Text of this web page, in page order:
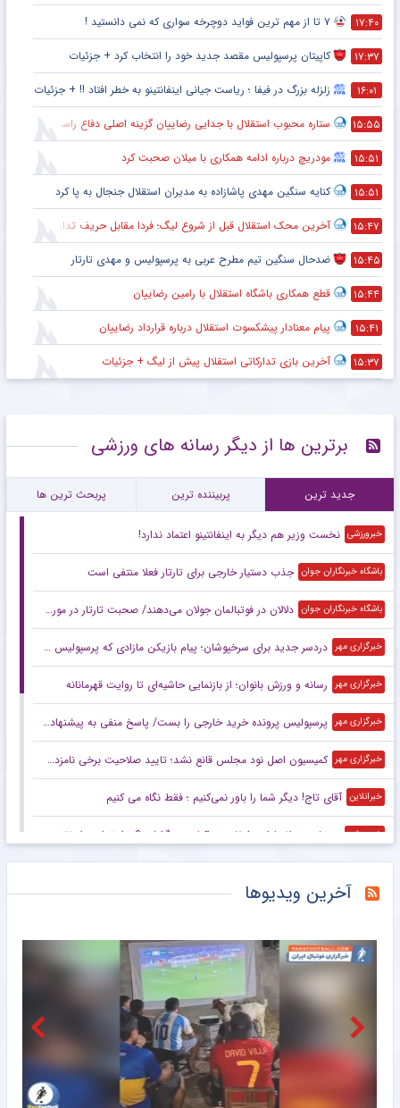
۱۷:۴۰ ۷ تا از مهم ترین فواید دوچرخه سواری که نمی دانستید !
۱۷:۳۷ کاپیتان پرسپولیس مقصد جدید خود را انتخاب کرد + جزئیات
۱۶:۰۱ زلزله بزرگ در فیفا ؛ ریاست جیانی اینفانتینو به خطر افتاد !! + جزئیات
۱۵:۵۵ ستاره محبوب استقلال با جدایی رضاییان گزینه اصلی دفاع راست این تیم
۱۵:۵۱ مودریچ درباره ادامه همکاری با میلان صحبت کرد
۱۵:۵۱ کنایه سنگین مهدی پاشازاده به مدیران استقلال جنجال به پا کرد
۱۵:۴۷ آخرین محک استقلال قبل از شروع لیگ؛ فردا مقابل حریف تدارکاتی
۱۵:۴۵ ضدحال سنگین تیم مطرح عربی به پرسپولیس و مهدی تارتار
۱۵:۴۴ قطع همکاری باشگاه استقلال با رامین رضاییان
۱۵:۴۱ پیام معنادار پیشکسوت استقلال درباره قرارداد رضاییان
۱۵:۳۷ آخرین بازی تدارکاتی استقلال پیش از لیگ + جزئیات
برترین ها از دیگر رسانه های ورزشی
جدید ترین پربیننده ترین پربحث ترین ها
خبرورزشی نخست وزیر هم دیگر به اینفانتینو اعتماد ندارد!
باشگاه خبرنگاران جوان جذب دستیار خارجی برای تارتار فعلا منتفی است
باشگاه خبرنگاران جوان دلالان در فوتبالمان جولان می‌دهند/ صحبت تارتار در مورد کسب ۳ جام اشتباه است
خبرگزاری مهر دردسر جدید برای سرخپوشان؛ پیام بازیکن مازادی که پرسپولیس را نگران کرد!
خبرگزاری مهر رسانه و ورزش بانوان؛ از بازنمایی حاشیه‌ای تا روایت قهرمانانه
خبرگزاری مهر پرسپولیس پرونده خرید خارجی را بست/ پاسخ منفی به پیشنهاد چند ایجنت
خبرگزاری مهر کمیسیون اصل نود مجلس قانع نشد؛ تایید صلاحیت برخی نامزدها سلیقه‌ای است
خبرانلاین آقای تاج! دیگر شما را باور نمی‌کنیم ؛ فقط نگاه می کنیم
خبرورزشی در نشست اضطراری فیفا در مراکش چه گذشت؟ عذرخواهی از ۲۱۱ عضو و حمایت دوباره از اینفانتینو پیش از انتخابات
خبرورزشی نشست اضطراری فیفا به سود اینفانتینو؛ از تو حمایت می‌کنیم جانی!
بازیکنان بلاتکلیف فوتبال ایران در نقل‌وانتقالات؛ از گلزنان تیم ملی در جام جهانی تا ستاره‌های سابق استقلال و پرسپولیس
خبرورزشی استقلال مستعمره فردی شده که قول وزارتخانه گرفته بود/ رئیس‌جمهور یک بدهی انتخاباتی داشت، باشگاه را به او داد!
صلاح پردرآمدترین بازیکن تاریخ فوتبال ترکیه شد
آخرین ویدیوها